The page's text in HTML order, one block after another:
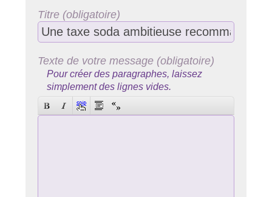
Titre (obligatoire)
Texte de votre message (obligatoire)
Pour créer des paragraphes, laissez
simplement des lignes vides.